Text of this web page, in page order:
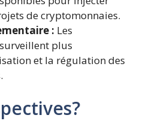
de cryptomonnaies.
: Les
plus
et la régulation des